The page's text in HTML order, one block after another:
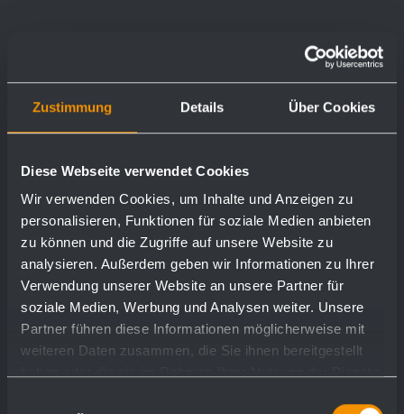
Zustimmung Details Über Cookies
Diese Webseite verwendet Cookies
Wir verwenden Cookies, um Inhalte und Anzeigen zu
personalisieren, Funktionen für soziale Medien anbieten
zu können und die Zugriffe auf unsere Website zu
analysieren. Außerdem geben wir Informationen zu Ihrer
Verwendung unserer Website an unsere Partner für
soziale Medien, Werbung und Analysen weiter. Unsere
Partner führen diese Informationen möglicherweise mit
weiteren Daten zusammen, die Sie ihnen bereitgestellt